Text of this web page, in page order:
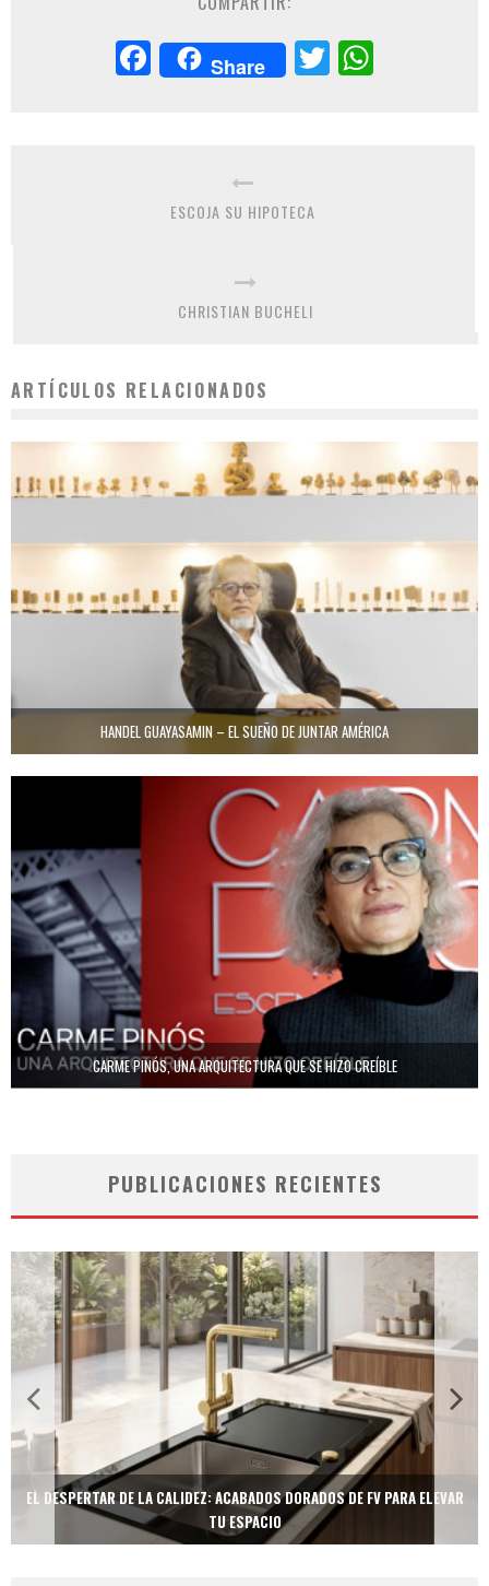
Facebook
Share Twitter
ESCOJA SU HIPOTECA
CHRISTIAN BUCHELI
ARTÍCULOS RELACIONADOS
HANDEL GUAYASAMIN – EL SUEÑO DE JUNTAR AMÉRICA
CARME PINÓS, UNA ARQUITECTURA QUE SE HIZO CREÍBLE
PUBLICACIONES RECIENTES
TECNOLOGÍA Y BIENESTAR DE VANGUARDIA: EL INODORO INTELIGENTE
NEOTECH DE FV.